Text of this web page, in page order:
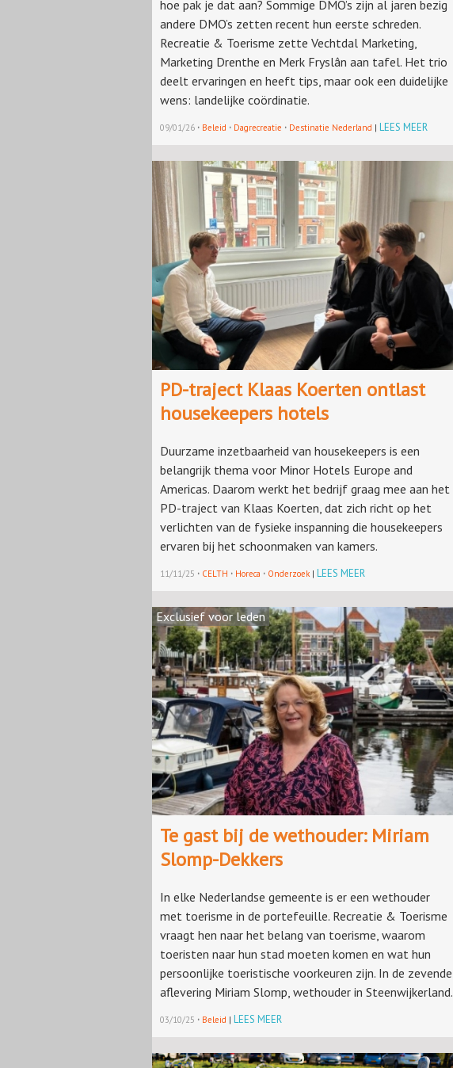
hoe pak je dat aan? Sommige DMO’s zijn al jaren bezig
andere DMO’s zetten recent hun eerste schreden.
Recreatie & Toerisme zette Vechtdal Marketing,
Marketing Drenthe en Merk Fryslân aan tafel. Het trio
deelt ervaringen en heeft tips, maar ook een duidelijke
wens: landelijke coördinatie.
09/01/26 · Beleid · Dagrecreatie · Destinatie Nederland | LEES MEER
PD-traject Klaas Koerten ontlast
housekeepers hotels
Duurzame inzetbaarheid van housekeepers is een
belangrijk thema voor Minor Hotels Europe and
Americas. Daarom werkt het bedrijf graag mee aan het
PD-traject van Klaas Koerten, dat zich richt op het
verlichten van de fysieke inspanning die housekeepers
ervaren bij het schoonmaken van kamers.
11/11/25 · CELTH · Horeca · Onderzoek| LEES MEER
Exclusief voor leden
Te gast bij de wethouder: Miriam
Slomp-Dekkers
In elke Nederlandse gemeente is er een wethouder
met toerisme in de portefeuille. Recreatie & Toerisme
vraagt hen naar het belang van toerisme, waarom
toeristen naar hun stad moeten komen en wat hun
persoonlijke toeristische voorkeuren zijn. In de zevende
aflevering Miriam Slomp, wethouder in Steenwijkerland.
03/10/25 · Beleid | LEES MEER